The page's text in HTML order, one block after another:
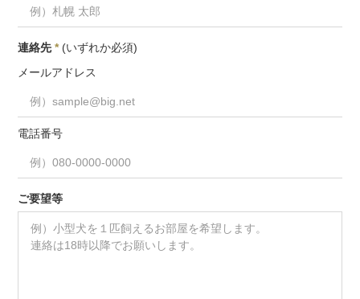
連絡先* (いずれか必須)
メールアドレス
電話番号
ご要望等